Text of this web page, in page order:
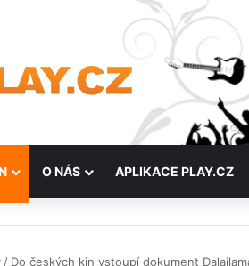
O NÁS APLIKACE PLAY.CZ
/ Do českých kin vstoupí dokument